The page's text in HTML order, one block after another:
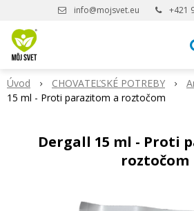
info@mojsvet.eu +421
Úvod CHOVATEĽSKÉ POTREBY
15 ml - Proti parazitom a roztočom
Dergall 15 ml - Proti
roztočom